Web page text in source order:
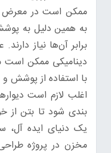
ممکن است در معرض
به همین دلیل به
برابر آن‌ها نیاز
دینامیکی ممکن
با استفاده از پوشش
اغلب لازم است
بندی شود تا بتن از
یک دنیای ایده آل،
مخزن در پروژه